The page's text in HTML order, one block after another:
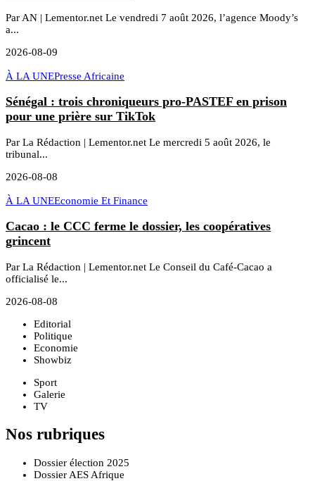
Par AN | Lementor.net Le vendredi 7 août 2026, l’agence Moody’s
a...
2026-08-09
À LA UNEPresse Africaine
Sénégal : trois chroniqueurs pro-PASTEF en prison
pour une prière sur TikTok
Par La Rédaction | Lementor.net Le mercredi 5 août 2026, le
tribunal...
2026-08-08
À LA UNEEconomie Et Finance
Cacao : le CCC ferme le dossier, les coopératives
grincent
Par La Rédaction | Lementor.net Le Conseil du Café-Cacao a
officialisé le...
2026-08-08
Editorial
Politique
Economie
Showbiz
Sport
Galerie
TV
Nos rubriques
Dossier élection 2025
Dossier AES Afrique